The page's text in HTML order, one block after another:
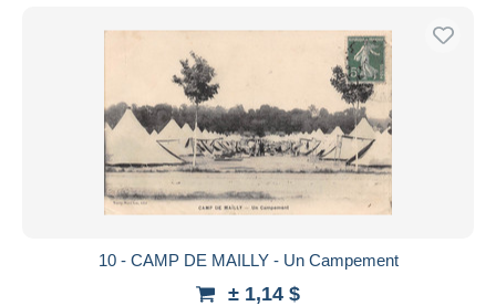
Übernehmen
10 - CAMP DE MAILLY - Un Campement
± 1,14 $